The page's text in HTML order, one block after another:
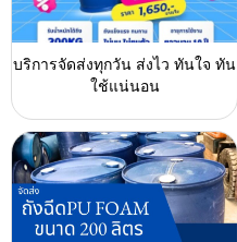
บริการจัดส่งทุกวัน ส่งไว ทันใจ ทัน
ใช้แน่นอน